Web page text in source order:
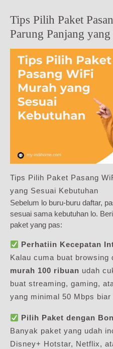
Tips Pilih Paket
Parung Panjang
Tips Pilih Paket Pasang
yang Sesuai Kebutuhan
Sebelum lo buru-buru daftar,
sesuai sama kebutuhan lo.
paket yang pas:
Perhatiin Kecepatan
Kalau cuma buat browsing
murah 100 ribuan udah
buat streaming, gaming,
yang minimal 50 Mbps biar
Pilih Paket dengan
Banyak paket yang udah
Disney+ Hotstar, Netflix,